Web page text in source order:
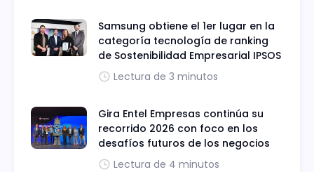
Samsung obtiene el 1er lugar en la
categoría tecnología de ranking
de Sostenibilidad Empresarial IPSOS
Lectura de 3 minutos
Gira Entel Empresas continúa su
recorrido 2026 con foco en los
desafíos futuros de los negocios
Lectura de 4 minutos